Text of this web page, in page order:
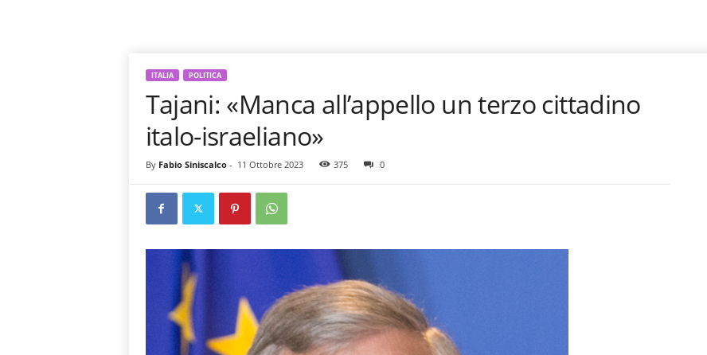
ITALIA POLITICA
Tajani: «Manca all’appello un terzo cittadino
italo-israeliano»
By Fabio Siniscalco- 11 Ottobre 2023 375 0